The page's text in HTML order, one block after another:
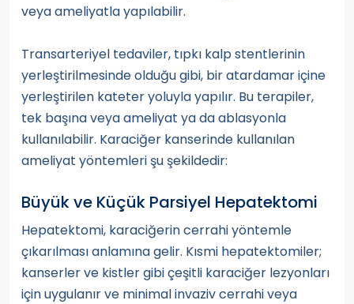
veya ameliyatla yapılabilir.
Transarteriyel tedaviler, tıpkı kalp stentlerinin
yerleştirilmesinde olduğu gibi, bir atardamar içine
yerleştirilen kateter yoluyla yapılır. Bu terapiler,
tek başına veya ameliyat ya da ablasyonla
kullanılabilir. Karaciğer kanserinde kullanılan
ameliyat yöntemleri şu şekildedir:
Büyük ve Küçük Parsiyel Hepatektomi
Hepatektomi, karaciğerin cerrahi yöntemle
çıkarılması anlamına gelir. Kısmi hepatektomiler;
kanserler ve kistler gibi çeşitli karaciğer lezyonları
için uygulanır ve minimal invaziv cerrahi veya